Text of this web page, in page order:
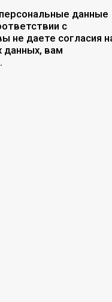
данные
с
не даете согласия
данных, вам